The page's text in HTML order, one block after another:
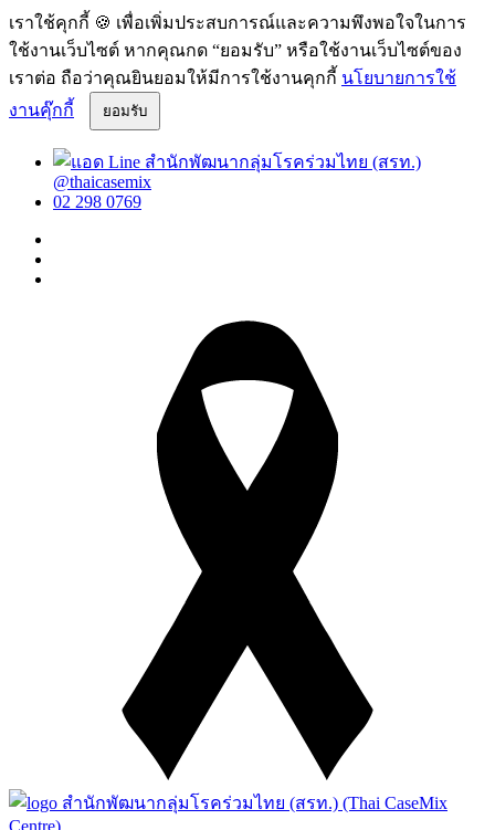
เราใช้คุกกี้ 🍪 เพื่อเพิ่มประสบการณ์และความพึงพอใจในการ
ใช้งานเว็บไซต์ หากคุณกด “ยอมรับ” หรือใช้งานเว็บไซต์ของ
เราต่อ ถือว่าคุณยินยอมให้มีการใช้งานคุกกี้ นโยบายการใช้
งานคุ๊กกี้
ยอมรับ
@thaicasemix
02 298 0769